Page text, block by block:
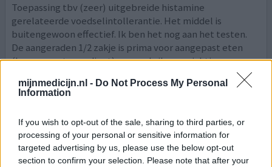
mijnmedicijn.nl - Do Not Process My Personal
Information
If you wish to opt-out of the sale, sharing to third parties, or
processing of your personal or sensitive information for
targeted advertising by us, please use the below opt-out
section to confirm your selection. Please note that after your
Toepassing tbv (zeer) uitgebreide histamine
gerelateerde voedselintollerantie. Het middel is
buitengewoon effectief. Ik ben het nog aan het testen.
De aangeraden 1/2 zakje is prima voor aangepast eten
(lees: zeer streng dieet), maar als ik voorzichtig
buitenhuis eet heb ik een heel zakje of meer nodig. Wat
had ik graag eerder van dit medicijn geweten. Maar het
geef mening 0 reacties